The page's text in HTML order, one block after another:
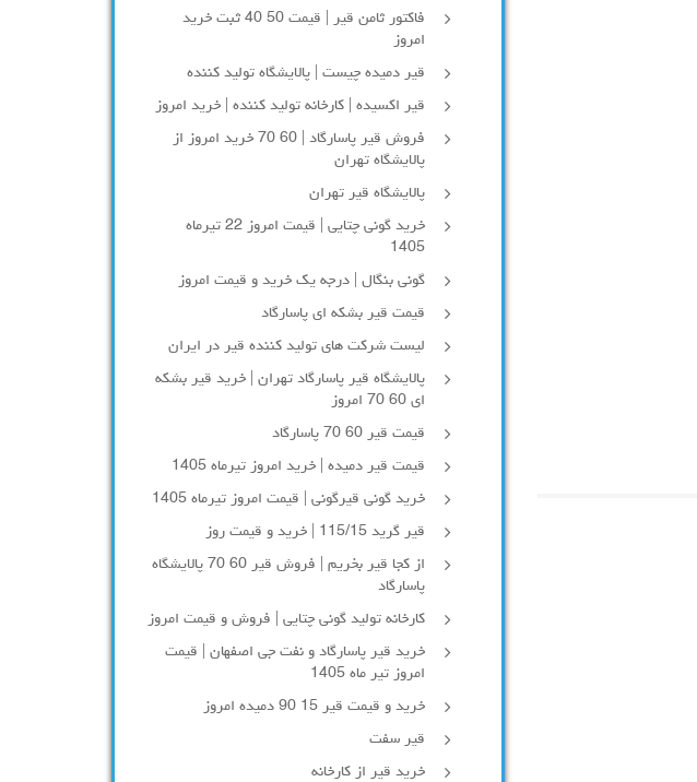
فاکتور ثامن قیر | قیمت 50 40 ثبت خرید
امروز
قیر دمیده چیست | پالایشگاه تولید کننده
قیر اکسیده | کارخانه تولید کننده | خرید امروز
فروش قیر پاسارگاد | 60 70 خرید امروز از
پالایشگاه تهران
پالایشگاه قیر تهران
خرید گونی چتایی | قیمت امروز 22 تیرماه
1405
گونی بنگال | درجه یک خرید و قیمت امروز
قیمت قیر بشکه ای پاسارگاد
لیست شرکت های تولید کننده قیر در ایران
پالایشگاه قیر پاسارگاد تهران | خرید قیر بشکه
ای 60 70 امروز
قیمت قیر 60 70 پاسارگاد
قیمت قیر دمیده | خرید امروز تیرماه 1405
خرید گونی قیرگونی | قیمت امروز تیرماه 1405
قیر گرید 115/15 | خرید و قیمت روز
از کجا قیر بخریم | فروش قیر 60 70 پالایشگاه
پاسارگاد
کارخانه تولید گونی چتایی | فروش و قیمت امروز
خرید قیر پاسارگاد و نفت جی اصفهان | قیمت
امروز تیر ماه 1405
خرید و قیمت قیر 15 90 دمیده امروز
قیر سفت
خرید قیر از کارخانه